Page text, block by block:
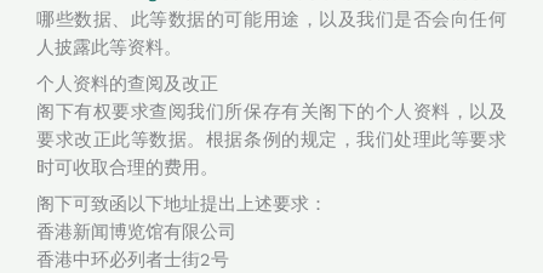
哪些数据、此等数据的可能用途，以及我们是否会向任何
人披露此等资料。
个人资料的查阅及改正
阁下有权要求查阅我们所保存有关阁下的个人资料，以及
要求改正此等数据。根据条例的规定，我们处理此等要求
时可收取合理的费用。
阁下可致函以下地址提出上述要求：
香港新闻博览馆有限公司
香港中环必列者士街2号